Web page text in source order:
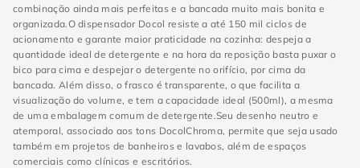
combinação ainda mais perfeitas e a bancada muito mais bonita e
organizada.O dispensador Docol resiste a até 150 mil ciclos de
acionamento e garante maior praticidade na cozinha: despeja a
quantidade ideal de detergente e na hora da reposição basta puxar o
bico para cima e despejar o detergente no orifício, por cima da
bancada. Além disso, o frasco é transparente, o que facilita a
visualização do volume, e tem a capacidade ideal (500ml), a mesma
de uma embalagem comum de detergente.Seu desenho neutro e
atemporal, associado aos tons DocolChroma, permite que seja usado
também em projetos de banheiros e lavabos, além de espaços
comerciais como clínicas e escritórios.